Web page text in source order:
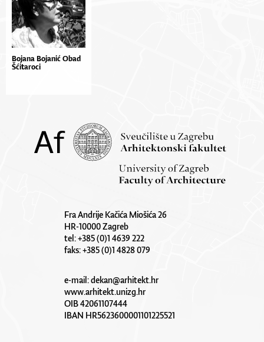
Bojana Bojanić Obad
Šćitaroci
Fra Andrije Kačića Miošića 26
HR-10000 Zagreb
tel: +385 (0)1 4639 222
faks: +385 (0)1 4828 079
e-mail:dekan@arhitekt.hr
www.arhitekt.unizg.hr
OIB 42061107444
IBAN HR5623600001101225521